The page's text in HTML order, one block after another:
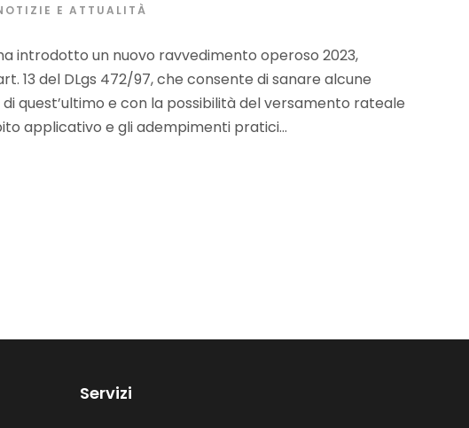
E ATTUALITÀ
introdotto un nuovo ravvedimento operoso 2023,
13 del DLgs 472/97, che consente di sanare alcune
quest’ultimo e con la possibilità del versamento rateale
applicativo e gli adempimenti pratici...
Servizi